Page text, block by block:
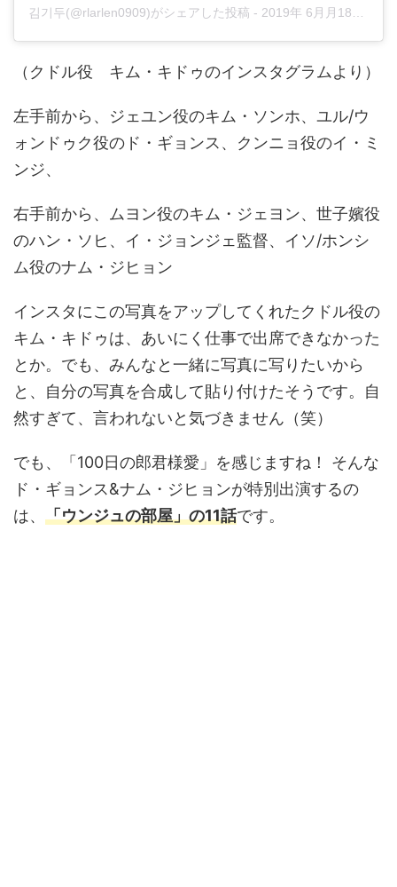
김기두(@rlarlen0909)がシェアした投稿 - 2019年 6月月18日午前2時36分PDT
（クドル役 キム・キドゥのインスタグラムより）
左手前から、ジェユン役のキム・ソンホ、ユル/ウ
ォンドゥク役のド・ギョンス、クンニョ役のイ・ミ
ンジ、
右手前から、ムヨン役のキム・ジェヨン、世子嬪役
のハン・ソヒ、イ・ジョンジェ監督、イソ/ホンシ
ム役のナム・ジヒョン
インスタにこの写真をアップしてくれたクドル役の
キム・キドゥは、あいにく仕事で出席できなかった
とか。でも、みんなと一緒に写真に写りたいから
と、自分の写真を合成して貼り付けたそうです。自
然すぎて、言われないと気づきません（笑）
でも、「100日の郎君様愛」を感じますね！ そんな
ド・ギョンス&ナム・ジヒョンが特別出演するの
は、 「ウンジュの部屋」の11話です。